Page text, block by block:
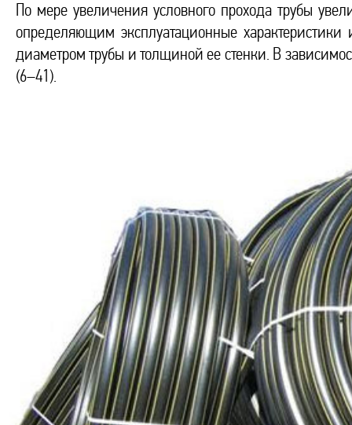
По мере увеличения условного прохода трубы
определяющим эксплуатационные
диаметром трубы и толщиной ее стенки. В
(6–41).